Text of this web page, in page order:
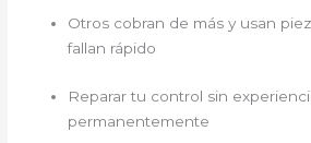
Otros cobran de más y usan
fallan rápido
Reparar tu control sin
permanentemente